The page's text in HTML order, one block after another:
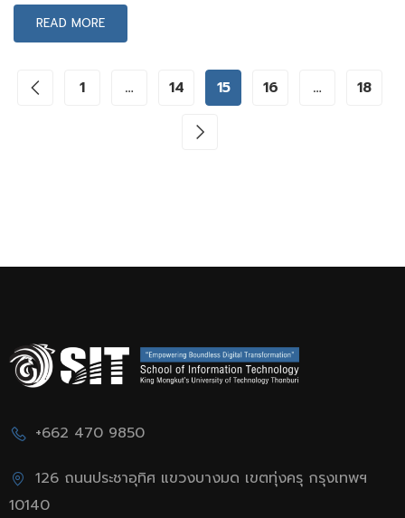
READ MORE
1 … 14 15 16 … 18
+662 470 9850
126 ถนนประชาอุทิศ แขวงบางมด เขตทุ่งครุ กรุงเทพฯ
10140